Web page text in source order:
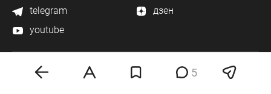
5
telegram
дзен
youtube
мобильное приложение